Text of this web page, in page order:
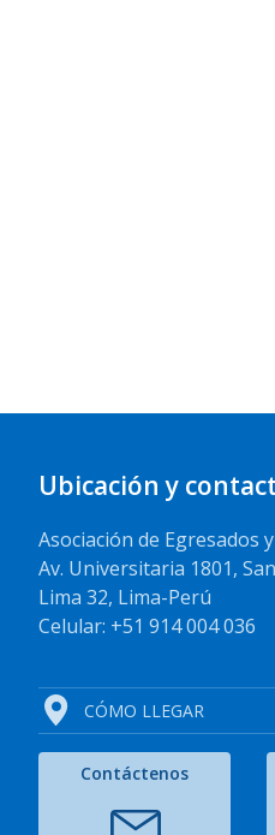
Ubicación y
Asociación de Egresados
Av. Universitaria 1801,
Lima 32, Lima-Perú
Celular: +51 914 004 036
CÓMO LLEGAR
Contáctenos